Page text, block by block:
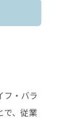
フ・バラ
で、従業